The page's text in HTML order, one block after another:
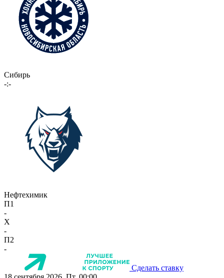
Сибирь
-:-
Нефтехимик
П1
-
X
-
П2
-
Сделать ставку